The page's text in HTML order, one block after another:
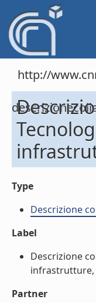
http://
Type
Descrizione
Label
Descrizione
infrastrutture,
Partner